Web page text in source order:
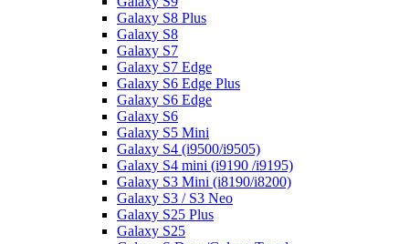
Galaxy S8 Plus
Galaxy S8
Galaxy S7
Galaxy S7 Edge
Galaxy S6 Edge Plus
Galaxy S6 Edge
Galaxy S6
Galaxy S5 Mini
Galaxy S4 (i9500/i9505)
Galaxy S4 mini (i9190 /i9195)
Galaxy S3 Mini (i8190/i8200)
Galaxy S3 / S3 Neo
Galaxy S25 Plus
Galaxy S25